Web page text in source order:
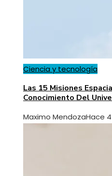
Ciencia y tecnología
Las 15 Misiones
Conocimiento Del
Maximo MendozaHace